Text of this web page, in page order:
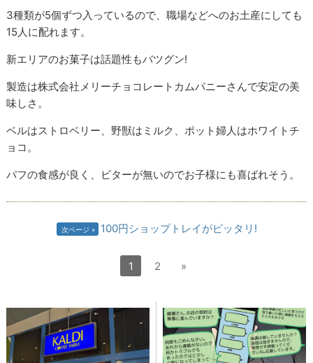
3種類が5個ずつ入っているので、職場などへのお土産にしても
15人に配れます。
新エリアのお菓子は話題性もバツグン!
製造は株式会社メリーチョコレートカムパニーさんで安定の美
味しさ。
ベルはストロベリー、野獣はミルク、ポット婦人はホワイトチ
ョコ。
パフの食感が良く、ビターが無いのでお子様にも喜ばれそう。
次ページ 100円ショップトレイがピッタリ!
1 2 »